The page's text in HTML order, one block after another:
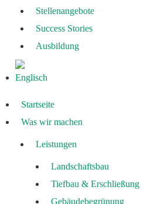
Stellenangebote
Success Stories
Ausbildung
Startseite
Was wir machen
Leistungen
Landschaftsbau
Tiefbau & Erschließung
Gebäudebegrünung